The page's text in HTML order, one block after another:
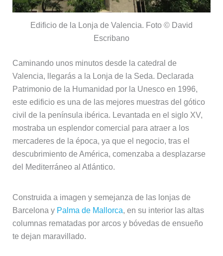
Edificio de la Lonja de Valencia. Foto © David
Escribano
Caminando unos minutos desde la catedral de
Valencia, llegarás a la Lonja de la Seda. Declarada
Patrimonio de la Humanidad por la Unesco en 1996,
este edificio es una de las mejores muestras del gótico
civil de la península ibérica. Levantada en el siglo XV,
mostraba un esplendor comercial para atraer a los
mercaderes de la época, ya que el negocio, tras el
descubrimiento de América, comenzaba a desplazarse
del Mediterráneo al Atlántico.
Construida a imagen y semejanza de las lonjas de
Barcelona y Palma de Mallorca, en su interior las altas
columnas rematadas por arcos y bóvedas de ensueño
te dejan maravillado.